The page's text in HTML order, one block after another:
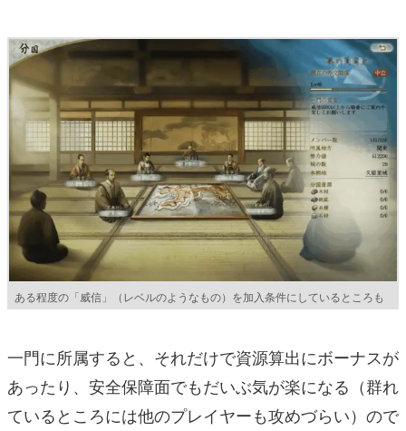
ある程度の「威信」（レベルのようなもの）を加入条件にしているところも
一門に所属すると、それだけで資源算出にボーナスが
あったり、安全保障面でもだいぶ気が楽になる（群れ
ているところには他のプレイヤーも攻めづらい）ので